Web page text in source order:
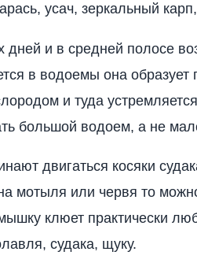
усач, зеркальный
и в средней полосе
в водоемы она образует
и туда
большой водоем, а не
двигаться косяки
мотыля или червя то
клюет практически
судака, щуку.